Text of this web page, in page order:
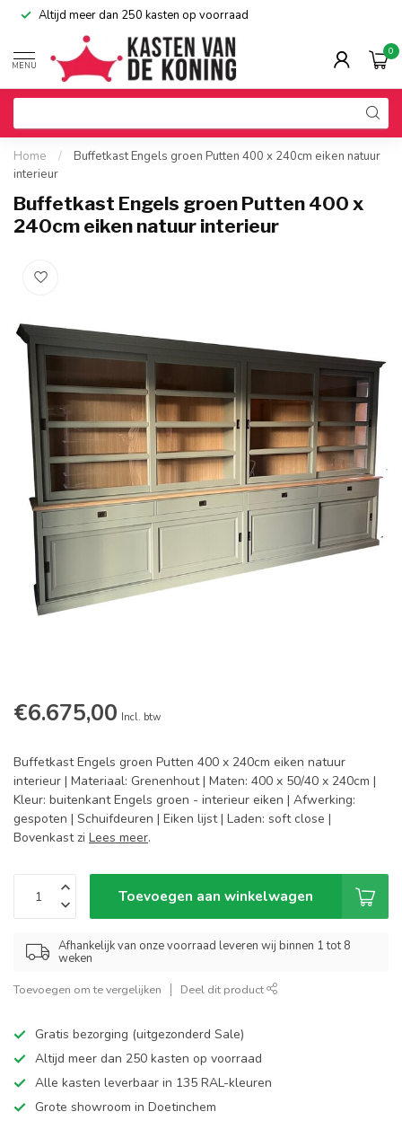
Altijd meer dan 250 kasten op voorraad
MENU
0
Home /
Buffetkast Engels groen Putten 400 x 240cm eiken natuur
interieur
Buffetkast Engels groen Putten 400 x
240cm eiken natuur interieur
€6.675,00 Incl. btw
Buffetkast Engels groen Putten 400 x 240cm eiken natuur
interieur | Materiaal: Grenenhout | Maten: 400 x 50/40 x 240cm |
Kleur: buitenkant Engels groen - interieur eiken | Afwerking:
gespoten | Schuifdeuren | Eiken lijst | Laden: soft close |
Bovenkast zi Lees meer.
Toevoegen aan winkelwagen
Afhankelijk van onze voorraad leveren wij binnen 1 tot 8
weken
Toevoegen om te vergelijken Deel dit product
Gratis bezorging (uitgezonderd Sale)
Altijd meer dan 250 kasten op voorraad
Alle kasten leverbaar in 135 RAL-kleuren
Grote showroom in Doetinchem